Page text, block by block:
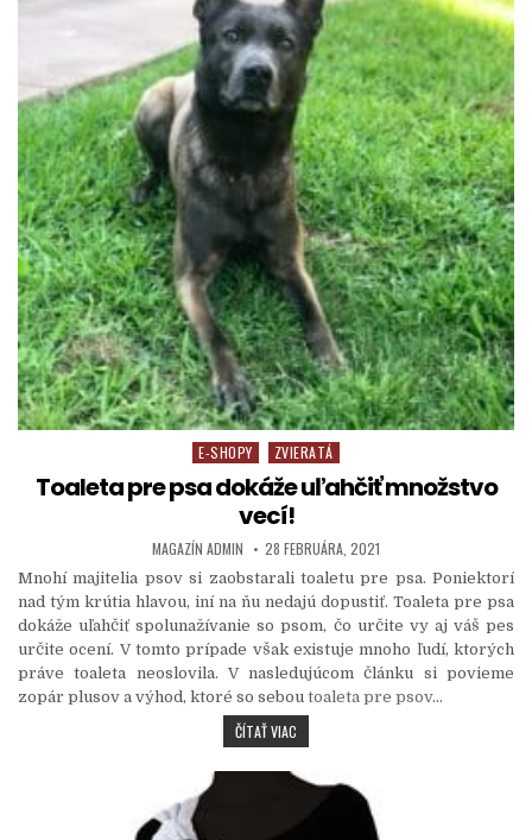
Posted in
E-SHOPY ZVIERATÁ
Toaleta pre psa dokáže uľahčiť množstvo
vecí!
AUTHOR:
MAGAZÍN ADMIN PUBLISHED DATE:
28 FEBRUÁRA, 2021
Mnohí majitelia psov si zaobstarali toaletu pre psa. Poniektorí
nad tým krútia hlavou, iní na ňu nedajú dopustiť. Toaleta pre psa
dokáže uľahčiť spolunažívanie so psom, čo určite vy aj váš pes
určite ocení. V tomto prípade však existuje mnoho ľudí, ktorých
práve toaleta neoslovila. V nasledujúcom článku si povieme
zopár plusov a výhod, ktoré so sebou toaleta pre psov…
ČÍTAŤ VIAC